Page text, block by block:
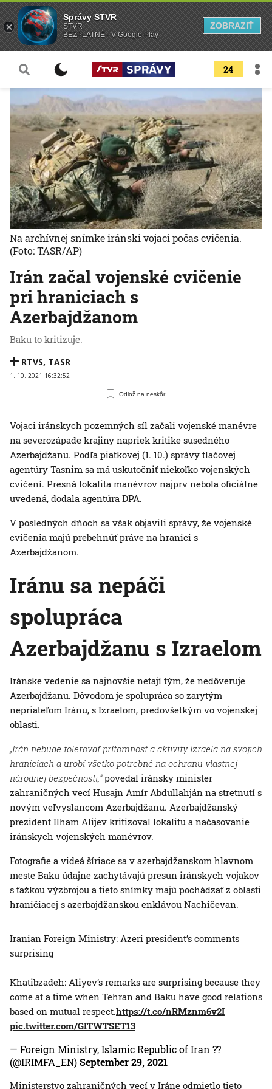
24
Irán začal vojenské cvičenie
pri hraniciach s
Azerbajdžanom
Baku to kritizuje.
RTVS, TASR
1. 10. 2021 16:32:52
Odlož na neskôr
Na archívnej snímke iránski vojaci počas cvičenia.
(Foto: TASR/AP)
Vojaci iránskych pozemných síl začali vojenské manévre
na severozápade krajiny napriek kritike susedného
Azerbajdžanu. Podľa piatkovej (1. 10.) správy tlačovej
agentúry Tasnim sa má uskutočniť niekoľko vojenských
cvičení. Presná lokalita manévrov najprv nebola oficiálne
uvedená, dodala agentúra DPA.
V posledných dňoch sa však objavili správy, že vojenské
cvičenia majú prebehnúť práve na hranici s
Azerbajdžanom.
Iránu sa nepáči
spolupráca
Azerbajdžanu s Izraelom
Iránske vedenie sa najnovšie netají tým, že nedôveruje
Azerbajdžanu. Dôvodom je spolupráca so zarytým
nepriateľom Iránu, s Izraelom, predovšetkým vo vojenskej
oblasti.
„Irán nebude tolerovať prítomnosť a aktivity Izraela na svojich
hraniciach a urobí všetko potrebné na ochranu vlastnej
národnej bezpečnosti,“povedal iránsky minister
zahraničných vecí Husajn Amír Abdullahján na stretnutí s
novým veľvyslancom Azerbajdžanu. Azerbajdžanský
prezident Ilham Alijev kritizoval lokalitu a načasovanie
iránskych vojenských manévrov.
Fotografie a videá šíriace sa v azerbajdžanskom hlavnom
meste Baku údajne zachytávajú presun iránskych vojakov
s ťažkou výzbrojou a tieto snímky majú pochádzať z oblasti
hraničiacej s azerbajdžanskou enklávou Nachičevan.
Iranian Foreign Ministry: Azeri president’s comments
surprising
Khatibzadeh: Aliyev’s remarks are surprising because they
come at a time when Tehran and Baku have good relations
based on mutual respect.https://t.co/nRMznm6v2I
pic.twitter.com/GITWTSET13
— Foreign Ministry, Islamic Republic of Iran ??
(@IRIMFA_EN)September 29, 2021
Ministerstvo zahraničných vecí v Iráne odmietlo tieto
Správy STVR
STVR
BEZPLATNÉ - V Google Play
ZOBRAZIŤ